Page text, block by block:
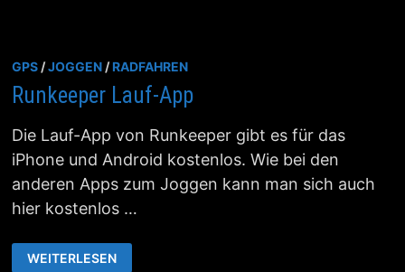
GPS /JOGGEN /RADFAHREN
Runkeeper Lauf-App
Die Lauf-App von Runkeeper gibt es für das
iPhone und Android kostenlos. Wie bei den
anderen Apps zum Joggen kann man sich auch
hier kostenlos …
RUNKEEPER
LAUF-
WEITERLESEN